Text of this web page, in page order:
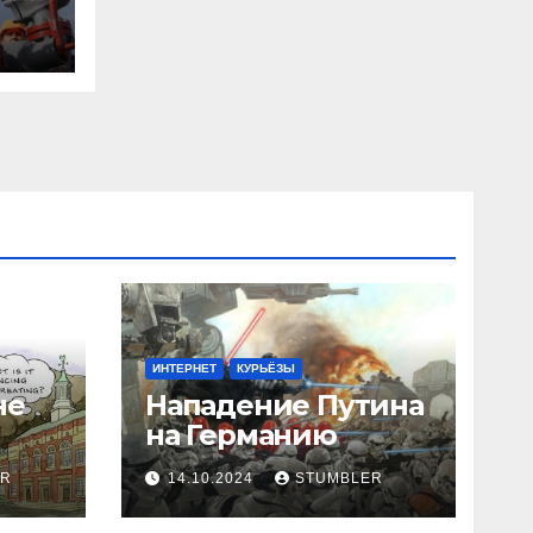
ИНТЕРНЕТ КУРЬЁЗЫ
Нападение Путина
на Германию
14.10.2024 STUMBLER